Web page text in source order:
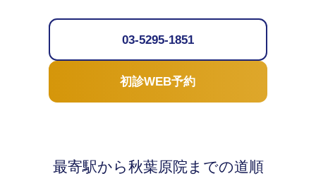
03-5295-1851
初診WEB予約
最寄駅から秋葉原院までの道順